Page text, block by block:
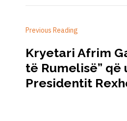
Previous Reading
Kryetari Afrim
të Rumelisë”
Presidentit